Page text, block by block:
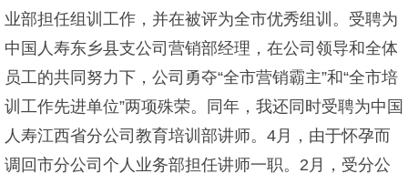
业部担任组训工作，并在被评为全市优秀组训。受聘为
中国人寿东乡县支公司营销部经理，在公司领导和全体
员工的共同努力下，公司勇夺“全市营销霸主”和“全市培
训工作先进单位”两项殊荣。同年，我还同时受聘为中国
人寿江西省分公司教育培训部讲师。4月，由于怀孕而
调回市分公司个人业务部担任讲师一职。2月，受分公